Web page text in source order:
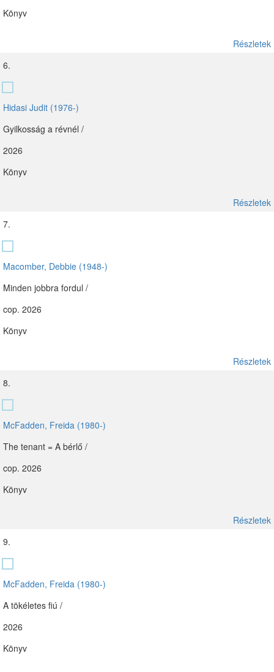
Könyv
Részletek
6.
Hidasi Judit (1976-)
Gyilkosság a révnél /
2026
Könyv
Részletek
7.
Macomber, Debbie (1948-)
Minden jobbra fordul /
cop. 2026
Könyv
Részletek
8.
McFadden, Freida (1980-)
The tenant = A bérlő /
cop. 2026
Könyv
Részletek
9.
McFadden, Freida (1980-)
A tökéletes fiú /
2026
Könyv